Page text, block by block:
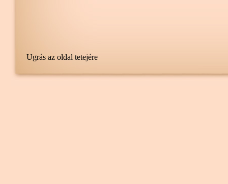
Ugrás az oldal tetejére